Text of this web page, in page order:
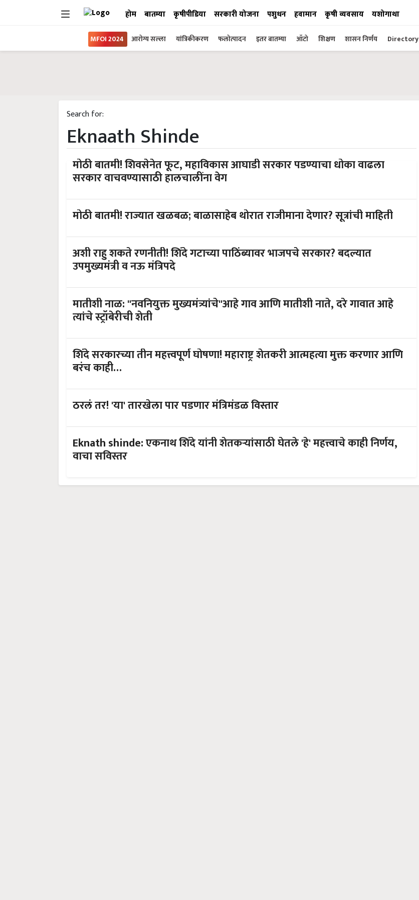
होम बातम्या कृषीपीडिया सरकारी योजना पशुधन हवामान कृषी व्यवसाय यशोगाथा
MFOI 2024 आरोग्य सल्ला यांत्रिकीकरण फलोत्पादन इतर बातम्या ऑटो शिक्षण शासन निर्णय Directory
Search for:
Eknaath Shinde
मोठी बातमी! शिवसेनेत फूट, महाविकास आघाडी सरकार पडण्याचा धोका वाढला
सरकार वाचवण्यासाठी हालचालींना वेग
मोठी बातमी! राज्यात खळबळ; बाळासाहेब थोरात राजीमाना देणार? सूत्रांची माहिती
अशी राहु शकते रणनीती! शिंदे गटाच्या पाठिंब्यावर भाजपचे सरकार? बदल्यात
उपमुख्यमंत्री व नऊ मंत्रिपदे
मातीशी नाळ: "नवनियुक्त मुख्यमंत्र्यांचे"आहे गाव आणि मातीशी नाते, दरे गावात आहे
त्यांचे स्ट्रॉबेरीची शेती
शिंदे सरकारच्या तीन महत्त्वपूर्ण घोषणा! महाराष्ट्र शेतकरी आत्महत्या मुक्त करणार आणि
बरंच काही…
ठरलं तर! 'या' तारखेला पार पडणार मंत्रिमंडळ विस्तार
Eknath shinde: एकनाथ शिंदे यांनी शेतकऱ्यांसाठी घेतले 'हे' महत्त्वाचे काही निर्णय,
वाचा सविस्तर